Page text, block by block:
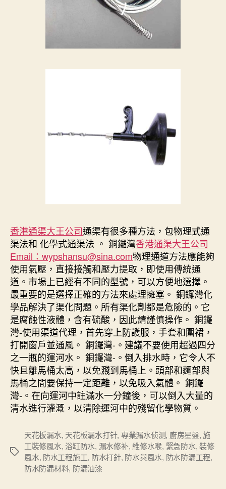
香港通渠大王公司通渠有很多種方法，包物理式通
渠法和 化學式通渠法 。 銅鑼灣香港通渠大王公司
Email：wypshansu@sina.com物理通道方法應能夠
使用氣壓，直接接觸和壓力提取，即使用傳統通
道。市場上已經有不同的型號，可以方便地選擇。
最重要的是選擇正確的方法來處理擁塞。 銅鑼灣化
學品解決了渠化問題。所有渠化劑都是危險的。它
是腐蝕性液體，含有硫酸，因此請謹慎操作。 銅鑼
灣-使用渠道代理，首先穿上防護服，手套和圍裙，
打開窗戶並通風。 銅鑼灣-。建議不要使用超過四分
之一瓶的運河水。 銅鑼灣-。倒入排水時，它令人不
快且離馬桶太高，以免濺到馬桶上。頭部和麵部與
馬桶之間要保持一定距離，以免吸入氣體。 銅鑼
灣-。在向運河中註滿水一分鐘後，可以倒入大量的
清水進行灌溉，以清除運河中的殘留化學物質。
Tags
天花板漏水, 天花板漏水打针, 專業漏水侦测, 廚房星盤,施
工裝修風水, 浴缸防水, 漏水修补,維修水喉, 緊急防水,裝修
風水, 防水工程施工, 防水打針, 防水與風水, 防水防漏工程,
防水防漏材料, 防漏油漆